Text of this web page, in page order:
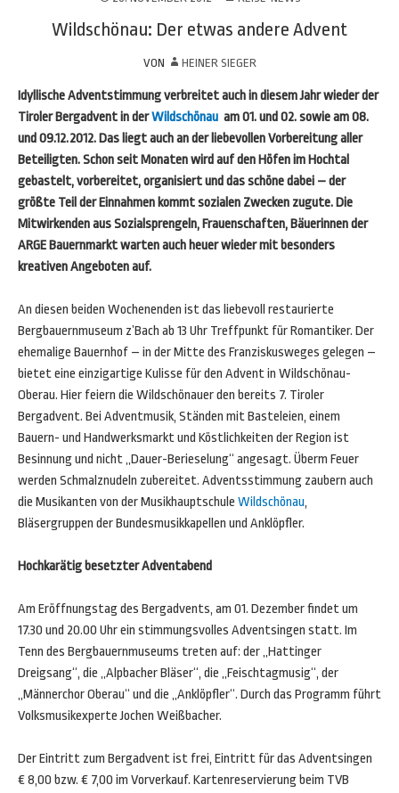
Wildschönau: Der etwas andere Advent
VON HEINER SIEGER
Idyllische Adventstimmung verbreitet auch in diesem Jahr wieder der
Tiroler Bergadvent in derWildschönau am 01. und 02. sowie am 08.
und 09.12.2012. Das liegt auch an der liebevollen Vorbereitung aller
Beteiligten. Schon seit Monaten wird auf den Höfen im Hochtal
gebastelt, vorbereitet, organisiert und das schöne dabei – der
größte Teil der Einnahmen kommt sozialen Zwecken zugute. Die
Mitwirkenden aus Sozialsprengeln, Frauenschaften, Bäuerinnen der
ARGE Bauernmarkt warten auch heuer wieder mit besonders
kreativen Angeboten auf.
An diesen beiden Wochenenden ist das liebevoll restaurierte
Bergbauernmuseum z’Bach ab 13 Uhr Treffpunkt für Romantiker. Der
ehemalige Bauernhof – in der Mitte des Franziskusweges gelegen –
bietet eine einzigartige Kulisse für den Advent in Wildschönau-
Oberau. Hier feiern die Wildschönauer den bereits 7. Tiroler
Bergadvent. Bei Adventmusik, Ständen mit Basteleien, einem
Bauern- und Handwerksmarkt und Köstlichkeiten der Region ist
Besinnung und nicht „Dauer-Berieselung“ angesagt. Überm Feuer
werden Schmalznudeln zubereitet. Adventsstimmung zaubern auch
die Musikanten von der Musikhauptschule Wildschönau,
Bläsergruppen der Bundesmusikkapellen und Anklöpfler.
Hochkarätig besetzter Adventabend
Am Eröffnungstag des Bergadvents, am 01. Dezember findet um
17.30 und 20.00 Uhr ein stimmungsvolles Adventsingen statt. Im
Tenn des Bergbauernmuseums treten auf: der „Hattinger
Dreigsang“, die „Alpbacher Bläser“, die „Feischtagmusig“, der
„Männerchor Oberau“ und die „Anklöpfler“. Durch das Programm führt
Volksmusikexperte Jochen Weißbacher.
Der Eintritt zum Bergadvent ist frei, Eintritt für das Adventsingen
€ 8,00 bzw. € 7,00 im Vorverkauf. Kartenreservierung beim TVB